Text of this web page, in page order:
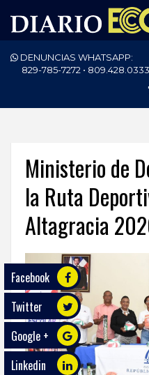
DENUNCIAS WHATSAPP:
829-785-7272 • 809.428.0333
PORTADA
ECONOMÍA
DEPORTES
SALUD
TECNOLOGÍA
ECO
PLAY
Ministerio de
la Ruta
Altagracia
Facebook
Twitter
Google +
Linkedin